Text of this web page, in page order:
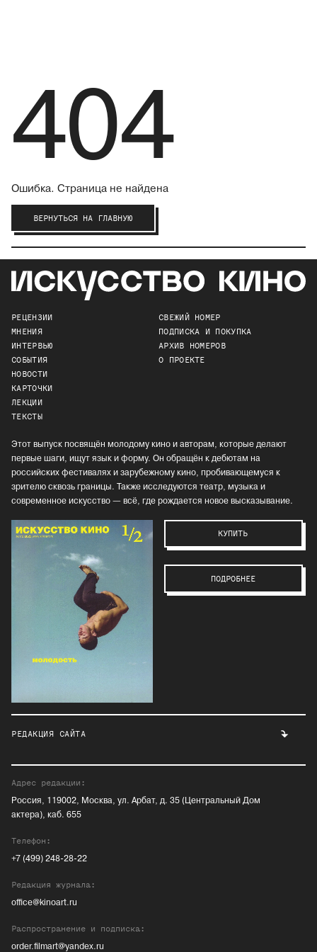
404
Ошибка. Страница не найдена
ВЕРНУТЬСЯ НА ГЛАВНУЮ
РЕЦЕНЗИИ
МНЕНИЯ
ИНТЕРВЬЮ
СОБЫТИЯ
НОВОСТИ
КАРТОЧКИ
ЛЕКЦИИ
ТЕКСТЫ
СВЕЖИЙ НОМЕР
ПОДПИСКА И ПОКУПКА
АРХИВ НОМЕРОВ
О ПРОЕКТЕ
Этот выпуск посвящён молодому кино и авторам, которые делают
первые шаги, ищут язык и форму. Он обращён к дебютам на
российских фестивалях и зарубежному кино, пробивающемуся к
зрителю сквозь границы. Также исследуются театр, музыка и
современное искусство — всё, где рождается новое высказывание.
КУПИТЬ
ПОДРОБНЕЕ
РЕДАКЦИЯ САЙТА
Адрес редакции:
Россия, 119002, Москва, ул. Арбат, д. 35 (Центральный Дом
актера), каб. 655
Телефон:
+7 (499) 248-28-22
Редакция журнала:
office@kinoart.ru
Распространение и подписка:
order.filmart@yandex.ru